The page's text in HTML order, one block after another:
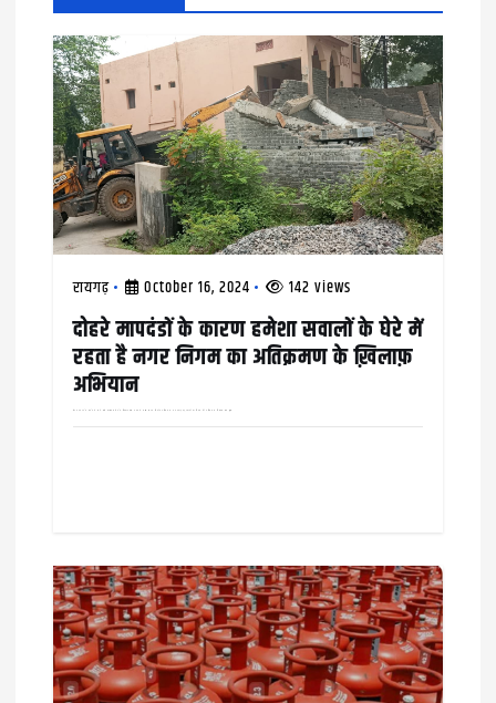
g
a
o
रायगढ़ October 16, 2024 142 views
दोहरे मापदंडों के कारण हमेशा सवालों के घेरे में
रहता है नगर निगम का अतिक्रमण के ख़िलाफ़
अभियान